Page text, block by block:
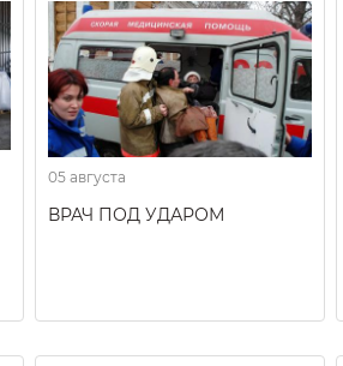
05 августа
ВРАЧ ПОД УДАРОМ